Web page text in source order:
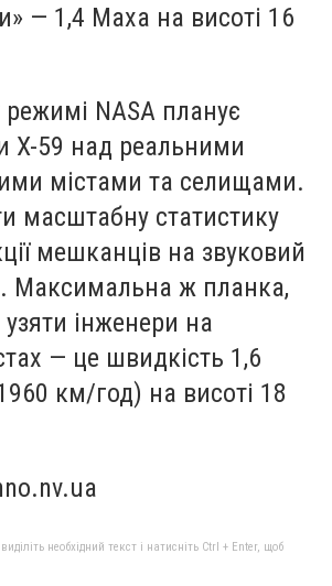
— 1,4 Маха на висоті 16
NASA планує
X-59 над реальними
містами та селищами.
масштабну статистику
мешканців на звуковий
Максимальна ж планка,
інженери на
— це швидкість 1,6
км/год) на висоті 18
необхідний текст і натисніть Ctrl + Enter, щоб